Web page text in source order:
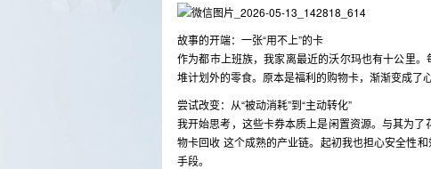
故事的开端：一张“用不上”的卡
作为都市上班族，我家离最近的沃尔玛也有十公里
堆计划外的零食。原本是福利的购物卡，渐渐变成了心
尝试改变：从“被动消耗”到“主动转化”
我开始思考，这些卡券本质上是闲置资源。与其为
物卡回收 这个成熟的产业链。起初我也担心安全性
手段。